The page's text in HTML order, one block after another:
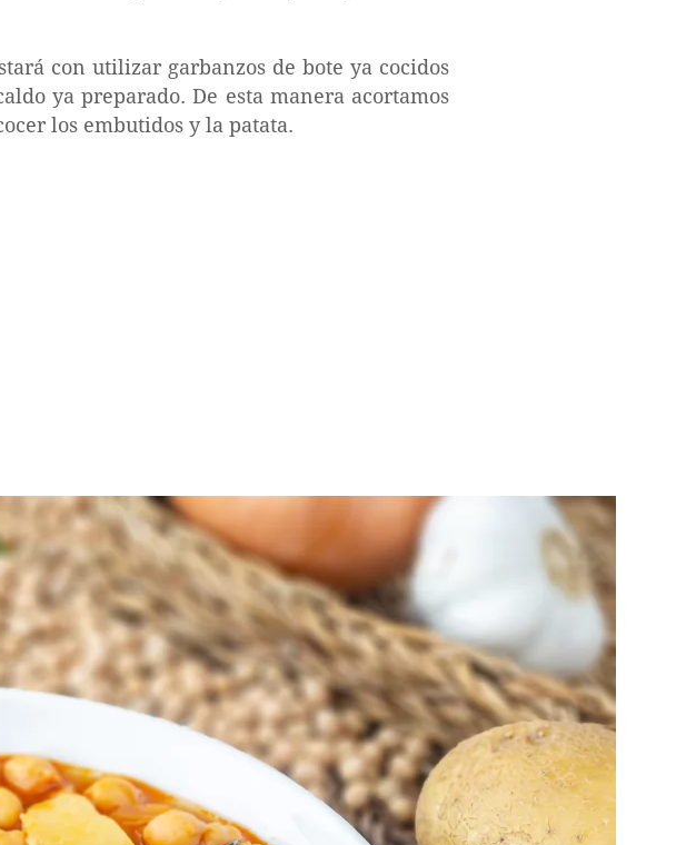
con utilizar garbanzos de bote ya cocidos
ya preparado. De esta manera acortamos
los embutidos y la patata.